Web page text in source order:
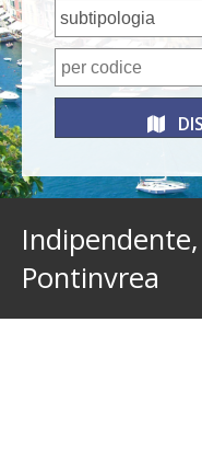
Pontinvrea